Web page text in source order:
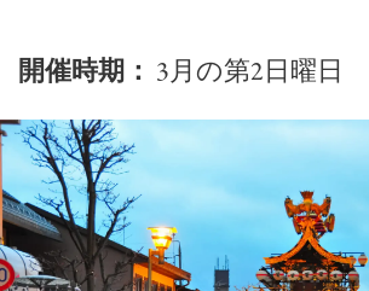
開催時期： 3月の第2日曜日